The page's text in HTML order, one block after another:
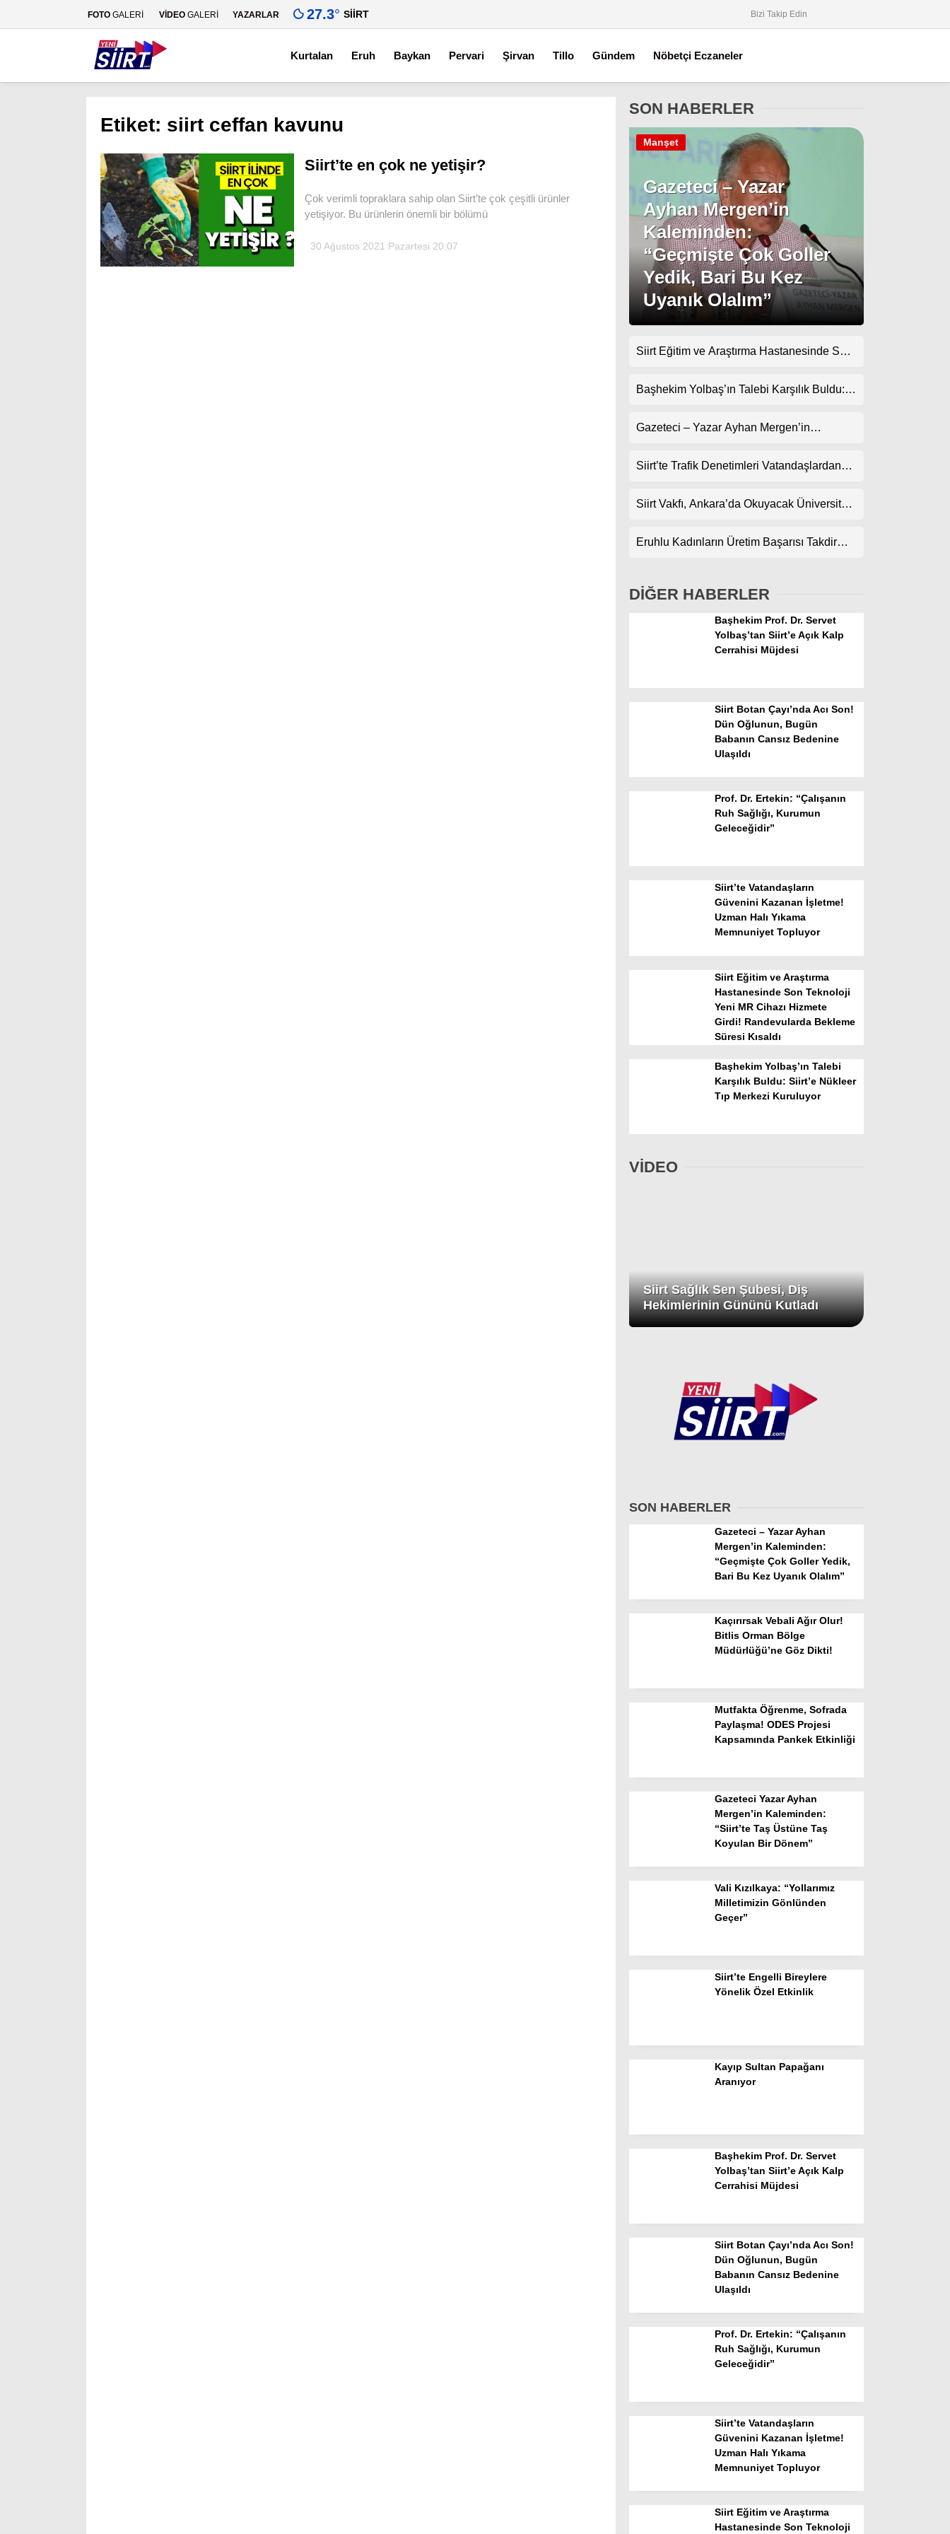
Gündem
Spor
Magazin
Instagram
FOTO GALERİ VİDEO GALERİ YAZARLAR 27.3° SIIRT Bizi Takip Edin
Kurtalan Eruh Baykan Pervari Şirvan Tillo Gündem Nöbetçi Eczaneler
Etiket: siirt ceffan kavunu
Siirt’te en çok ne yetişir?
Çok verimli topraklara sahip olan Siirt’te çok çeşitli ürünler
yetişiyor. Bu ürünlerin önemli bir bölümü
30 Ağustos 2021 Pazartesi 20:07
SON HABERLER
Gazeteci – Yazar
Ayhan Mergen’in
Kaleminden:
“Geçmişte Çok Goller
Yedik, Bari Bu Kez
Uyanık Olalım”
Manşet
Siirt Eğitim ve Araştırma Hastanesinde Son
Randevularda Bekleme Süresi Kısaldı
Başhekim Yolbaş’ın Talebi Karşılık Buldu:
Gazeteci – Yazar Ayhan Mergen’in
Kuralları”
Siirt’te Trafik Denetimleri Vatandaşlardan
Siirt Vakfı, Ankara’da Okuyacak Üniversite
Eruhlu Kadınların Üretim Başarısı Takdir
DİĞER HABERLER
Başhekim Prof. Dr. Servet
Yolbaş’tan Siirt’e Açık Kalp
Cerrahisi Müjdesi
Siirt Botan Çayı’nda Acı Son!
Dün Oğlunun, Bugün
Babanın Cansız Bedenine
Ulaşıldı
Prof. Dr. Ertekin: “Çalışanın
Ruh Sağlığı, Kurumun
Geleceğidir”
Siirt’te Vatandaşların
Güvenini Kazanan İşletme!
Uzman Halı Yıkama
Memnuniyet Topluyor
Siirt Eğitim ve Araştırma
Hastanesinde Son Teknoloji
Yeni MR Cihazı Hizmete
Girdi! Randevularda Bekleme
Süresi Kısaldı
Başhekim Yolbaş’ın Talebi
Karşılık Buldu: Siirt’e Nükleer
Tıp Merkezi Kuruluyor
VİDEO
Siirt Sağlık Sen Şubesi, Diş
Hekimlerinin Gününü Kutladı
SON HABERLER
Gazeteci – Yazar Ayhan
Mergen’in Kaleminden:
“Geçmişte Çok Goller Yedik,
Bari Bu Kez Uyanık Olalım”
Kaçırırsak Vebali Ağır Olur!
Bitlis Orman Bölge
Müdürlüğü’ne Göz Dikti!
Mutfakta Öğrenme, Sofrada
Paylaşma! ODES Projesi
Kapsamında Pankek Etkinliği
Gazeteci Yazar Ayhan
Mergen’in Kaleminden:
“Siirt’te Taş Üstüne Taş
Koyulan Bir Dönem”
Vali Kızılkaya: “Yollarımız
Milletimizin Gönlünden
Geçer”
Siirt’te Engelli Bireylere
Yönelik Özel Etkinlik
Kayıp Sultan Papağanı
Aranıyor
Başhekim Prof. Dr. Servet
Yolbaş’tan Siirt’e Açık Kalp
Cerrahisi Müjdesi
Siirt Botan Çayı’nda Acı Son!
Dün Oğlunun, Bugün
Babanın Cansız Bedenine
Ulaşıldı
Prof. Dr. Ertekin: “Çalışanın
Ruh Sağlığı, Kurumun
Geleceğidir”
Siirt’te Vatandaşların
Güvenini Kazanan İşletme!
Uzman Halı Yıkama
Memnuniyet Topluyor
Siirt Eğitim ve Araştırma
Hastanesinde Son Teknoloji